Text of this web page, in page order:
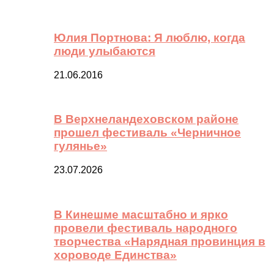
Юлия Портнова: Я люблю, когда
люди улыбаются
21.06.2016
В Верхнеландеховском районе
прошел фестиваль «Черничное
гулянье»
23.07.2026
В Кинешме масштабно и ярко
провели фестиваль народного
творчества «Нарядная провинция в
хороводе Единства»